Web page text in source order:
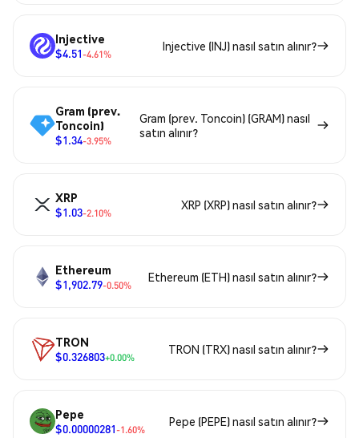
Injective
$4.51-4.61%
Injective (INJ) nasıl satın alınır?
Gram (prev.
Toncoin)
$1.34-3.95%
Gram (prev. Toncoin) (GRAM) nasıl
satın alınır?
XRP
$1.03-2.10%
XRP (XRP) nasıl satın alınır?
Ethereum
$1,902.79-0.50%
Ethereum (ETH) nasıl satın alınır?
TRON
$0.326803+0.00%
TRON (TRX) nasıl satın alınır?
Pepe
$0.00000281-1.60%
Pepe (PEPE) nasıl satın alınır?